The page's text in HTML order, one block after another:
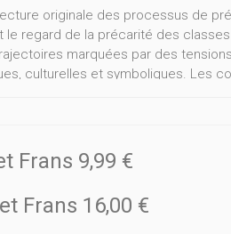
originale des processus de
le regard de la précarité des
marquées par des
culturelles et symboliques. Les
sociale linéaire pour
les capitaux détenus, le genre,
révèle ici particulièrement
analyse des capitaux et des
Frans 9,99 €
Frans 16,00 €